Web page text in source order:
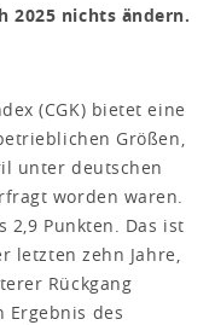
2025 nichts ändern.
(CGK) bietet eine
Größen,
unter deutschen
worden waren.
2,9 Punkten. Das ist
letzten zehn Jahre,
Rückgang
Ergebnis des